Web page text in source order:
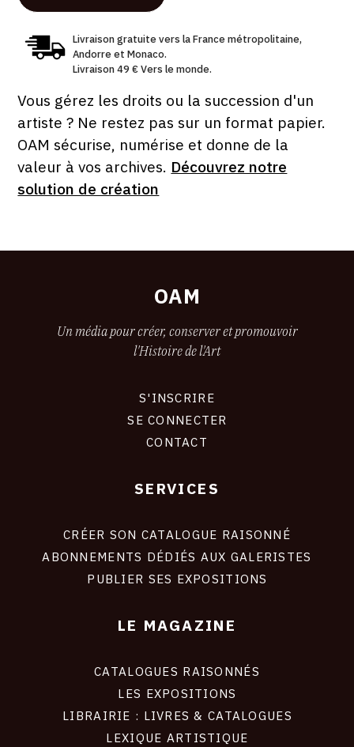
Livraison gratuite vers la France métropolitaine,
Andorre et Monaco.
Livraison 49 € Vers le monde.
Vous gérez les droits ou la succession d'un
artiste ? Ne restez pas sur un format papier.
OAM sécurise, numérise et donne de la
valeur à vos archives. Découvrez notre
solution de création
OAM
Un média pour créer, conserver et promouvoir
l'Histoire de l'Art
S'INSCRIRE
SE CONNECTER
CONTACT
SERVICES
CRÉER SON CATALOGUE RAISONNÉ
ABONNEMENTS DÉDIÉS AUX GALERISTES
PUBLIER SES EXPOSITIONS
LE MAGAZINE
CATALOGUES RAISONNÉS
LES EXPOSITIONS
LIBRAIRIE : LIVRES & CATALOGUES
LEXIQUE ARTISTIQUE